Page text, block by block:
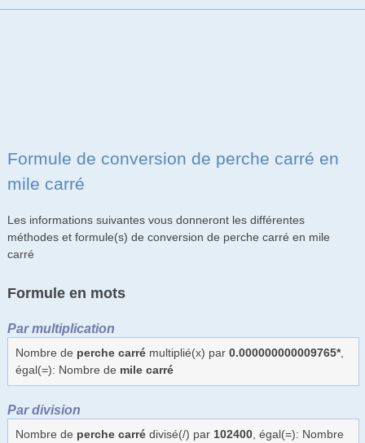
Formule de conversion de perche carré en
mile carré
Les informations suivantes vous donneront les différentes
méthodes et formule(s) de conversion de perche carré en mile
carré
Formule en mots
Par multiplication
Nombre de perche carrémultiplié(x) par 0.000000000009765*,
égal(=): Nombre de mile carré
Par division
Nombre de perche carrédivisé(/) par 102400, égal(=): Nombre